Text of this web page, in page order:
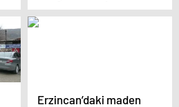
kaymasıyla ilgili
tutuklanan zanlıların
Erzincan’daki maden